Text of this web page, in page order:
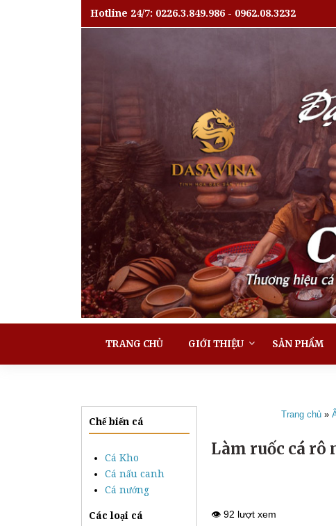
Hotline 24/7: 0226.3.849.986 - 0962.08.3232
TRANG CHỦ GIỚI THIỆU SẢN PHẨM
Chế biến cá
Cá Kho
Cá nấu canh
Cá nướng
Các loại cá
Trang chủ »
Làm ruốc cá rô
👁️ 92 lượt xem